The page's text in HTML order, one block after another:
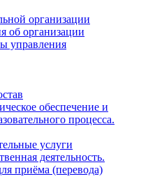
организации
об организации
управления
обеспечение и
процесса.
услуги
деятельность.
приёма (перевода)